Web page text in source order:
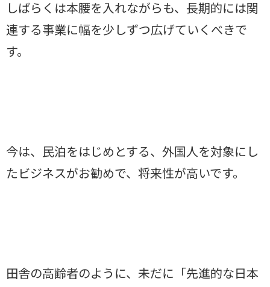
しばらくは本腰を入れながらも、長期的には関
連する事業に幅を少しずつ広げていくべきで
す。
今は、民泊をはじめとする、外国人を対象にし
たビジネスがお勧めで、将来性が高いです。
田舎の高齢者のように、未だに「先進的な日本